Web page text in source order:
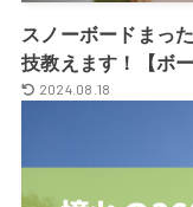
スノーボードまっ
技教えます！【ボ
2024.08.18